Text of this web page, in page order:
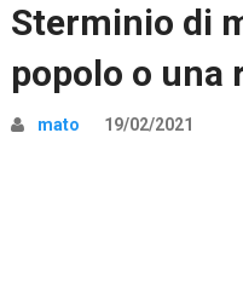
Sterminio di
popolo o una
mato 19/02/2021